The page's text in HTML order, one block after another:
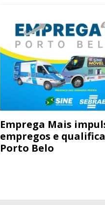
Emprega Mais
empregos e
Porto Belo